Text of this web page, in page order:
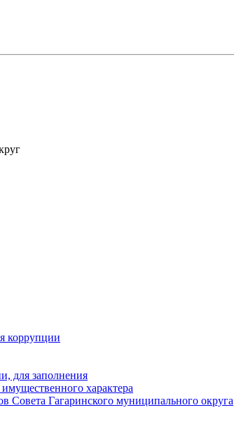
коррупции
для заполнения
характера
Совета Гагаринского муниципального округа